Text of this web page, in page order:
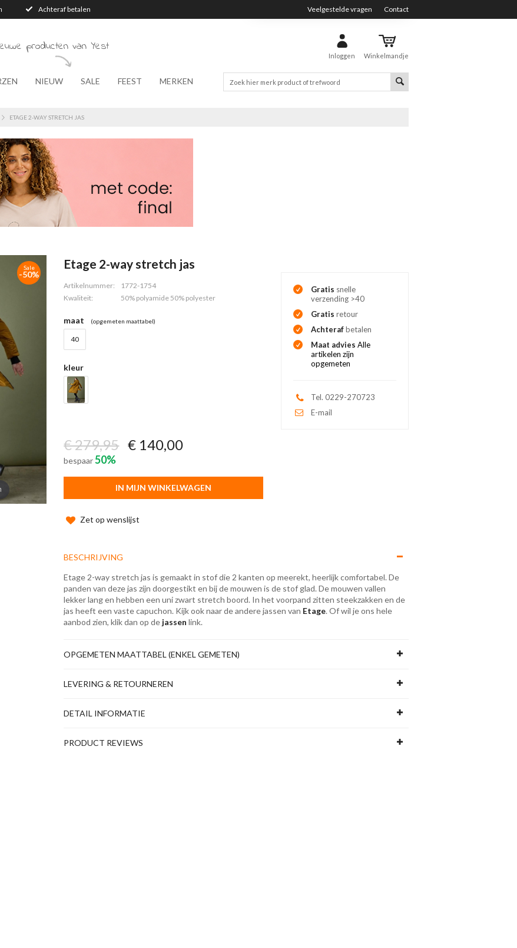
Achteraf betalen Veelgestelde vragen Contact
Inloggen Winkelmandje
producten van Yest
NIEUW SALE FEEST MERKEN
ETAGE 2-WAY STRETCH JAS
Sale
-50%
Etage 2-way stretch jas
Artikelnummer:
1772-1754
Kwaliteit:
50% polyamide 50% polyester
maat (opgemeten maattabel)
40
kleur
€ 279,95 € 140,00
bespaar50%
IN MIJN WINKELWAGEN
Zet op wenslijst
Gratis snelle
verzending >40
Gratis retour
Achterafbetalen
Maat adviesAlle
artikelen zijn
opgemeten
Tel. 0229-270723
E-mail
BESCHRIJVING
Etage 2-way stretch jas is gemaakt in stof die 2 kanten op meerekt, heerlijk comfortabel. De
panden van deze jas zijn doorgestikt en bij de mouwen is de stof glad. De mouwen vallen
lekker lang en hebben een uni zwart stretch boord. In het voorpand zitten steekzakken en de
jas heeft een vaste capuchon. Kijk ook naar de andere jassen van Etage. Of wil je ons hele
aanbod zien, klik dan op de jassen link.
OPGEMETEN MAATTABEL (ENKEL GEMETEN)
LEVERING & RETOURNEREN
DETAIL INFORMATIE
PRODUCT REVIEWS